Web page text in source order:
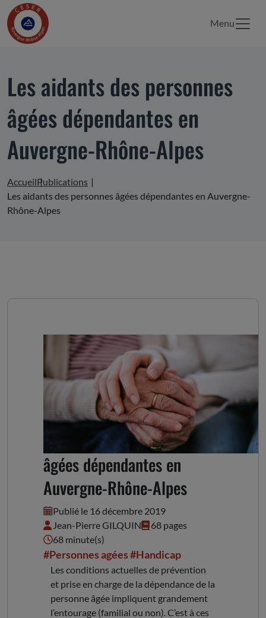
Menu
Les aidants des personnes
âgées dépendantes en
Auvergne-Rhône-Alpes
AccueilPublications
Les aidants des personnes âgées dépendantes en Auvergne-
Rhône-Alpes
Les aidants des personnes
âgées dépendantes en
Auvergne-Rhône-Alpes
Publié le 16 décembre 2019
Jean-Pierre GILQUIN
68 pages
68 minute(s)
#Personnes agées#Handicap
Les conditions actuelles de prévention
et prise en charge de la dépendance de la
personne âgée impliquent grandement
l’entourage (familial ou non). C’est à ces